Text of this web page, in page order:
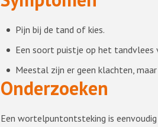
Pijn bij de tand of kies.
Een soort puistje op het
Meestal zijn er geen klachten,
Onderzoeken
Een wortelpuntontsteking is